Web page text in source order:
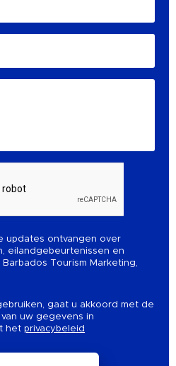
updates ontvangen over
eilandgebeurtenissen en
Tourism Marketing,
gaat u akkoord met de
uw gegevens in
het privacybeleid